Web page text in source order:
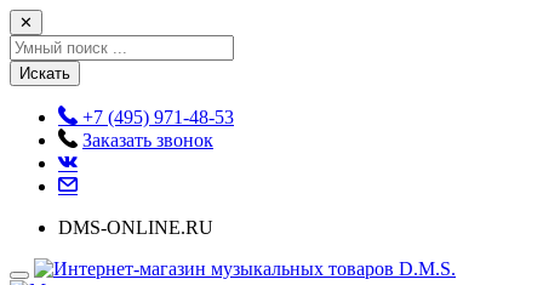
✕
Искать
+7 (495) 971-48-53
Заказать звонок
DMS-ONLINE.RU